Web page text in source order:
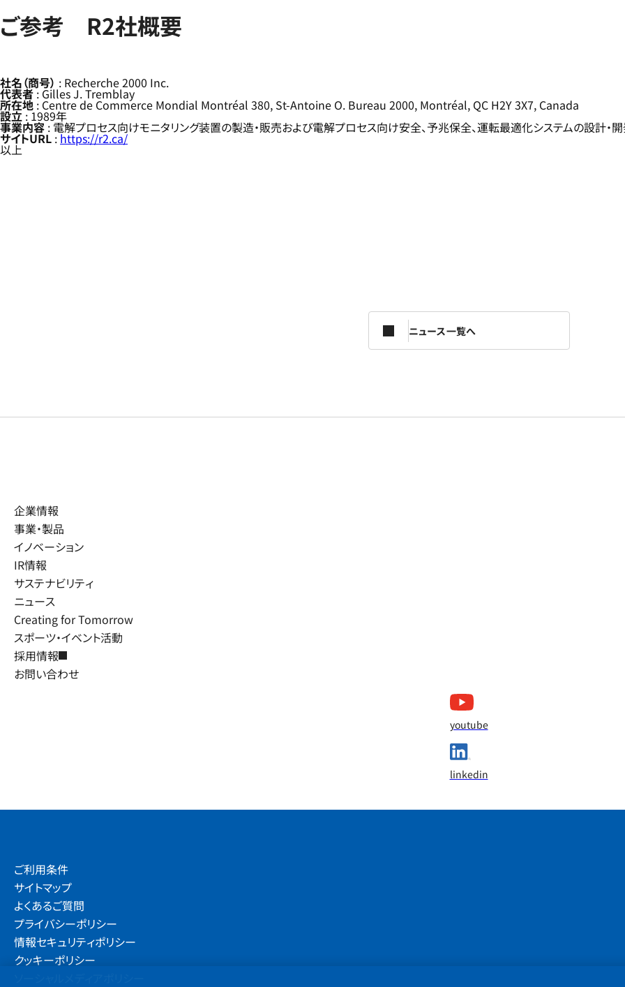
ご参考 R2社概要
社名（商号） : Recherche 2000 Inc.
代表者: Gilles J. Tremblay
所在地 : Centre de Commerce Mondial Montréal 380, St-Antoine O. Bureau 2000, Montréal, QC H2Y 3X7, Canada
設立 : 1989年
事業内容: 電解プロセス向けモニタリング装置の製造・販売および電解プロセス向け安全、予兆保全、運転最適化システムの設計・開
サイトURL :https://r2.ca/
以上
ニュース一覧へ
企業情報
事業・製品
イノベーション
IR情報
サステナビリティ
ニュース
Creating for Tomorrow
スポーツ・イベント活動
採用情報
お問い合わせ
youtube
linkedin
ご利用条件
サイトマップ
よくあるご質問
プライバシーポリシー
情報セキュリティポリシー
クッキーポリシー